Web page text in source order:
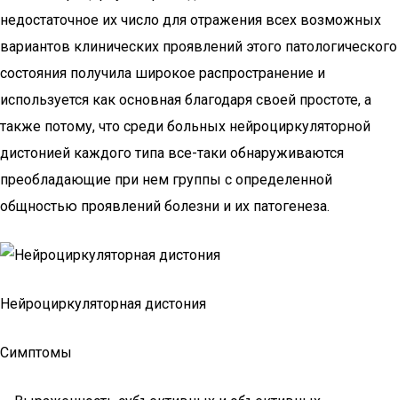
недостаточное их число для отражения всех возможных
вариантов клинических проявлений этого патологического
состояния получила широкое распространение и
используется как основная благодаря своей простоте, а
также потому, что среди больных нейроциркуляторной
дистонией каждого типа все-таки обнаруживаются
преобладающие при нем группы с определенной
общностью проявлений болезни и их патогенеза.
Нейроциркуляторная дистония
Симптомы